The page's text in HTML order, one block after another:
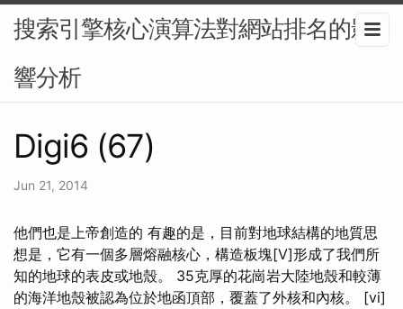
搜索引擎核心演算法對網站排名的影
響分析
Digi6 (67)
Jun 21, 2014
他們也是上帝創造的 有趣的是，目前對地球結構的地質思
想是，它有一個多層熔融核心，構造板塊[V]形成了我們所
知的地球的表皮或地殼。 35克厚的花崗岩大陸地殼和較薄
的海洋地殼被認為位於地函頂部，覆蓋了外核和內核。 [vi]